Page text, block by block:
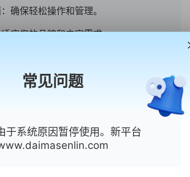
确保轻松操作和管理。
应您的品牌和内容需求。
这些模板都将帮助您创建令人惊叹的动漫
开启您的动漫之旅！
常见问题
于系统原因暂停使用。新平台